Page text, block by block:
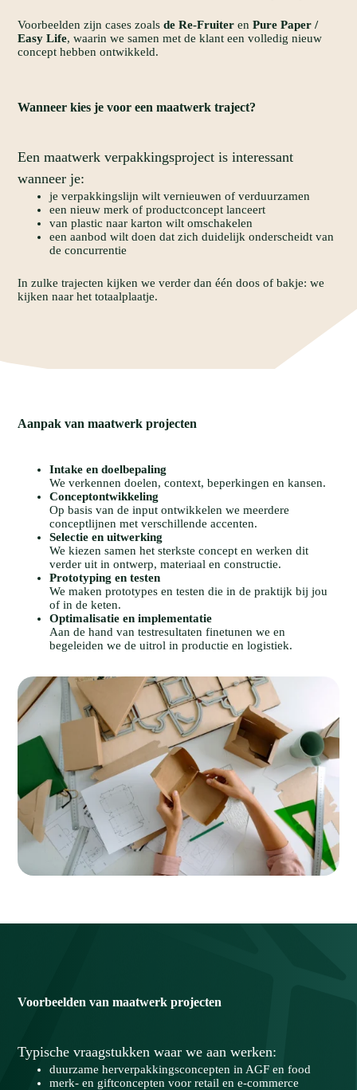
Voorbeelden zijn cases zoalsde Re-Fruiter enPure Paper /
Easy Life, waarin we samen met de klant een volledig nieuw
concept hebben ontwikkeld.
Wanneer kies je voor een maatwerk traject?
Een maatwerk verpakkingsproject is interessant
wanneer je:
je verpakkingslijn wilt vernieuwen of verduurzamen
een nieuw merk of productconcept lanceert
van plastic naar karton wilt omschakelen
een aanbod wilt doen dat zich duidelijk onderscheidt van
de concurrentie
In zulke trajecten kijken we verder dan één doos of bakje: we
kijken naar het totaalplaatje.
Aanpak van maatwerk projecten
Intake en doelbepaling
We verkennen doelen, context, beperkingen en kansen.
Conceptontwikkeling
Op basis van de input ontwikkelen we meerdere
conceptlijnen met verschillende accenten.
Selectie en uitwerking
We kiezen samen het sterkste concept en werken dit
verder uit in ontwerp, materiaal en constructie.
Prototyping en testen
We maken prototypes en testen die in de praktijk bij jou
of in de keten.
Optimalisatie en implementatie
Aan de hand van testresultaten finetunen we en
begeleiden we de uitrol in productie en logistiek.
Voorbeelden van maatwerk projecten
Typische vraagstukken waar we aan werken:
duurzame herverpakkingsconcepten in AGF en food
merk- en giftconcepten voor retail en e-commerce